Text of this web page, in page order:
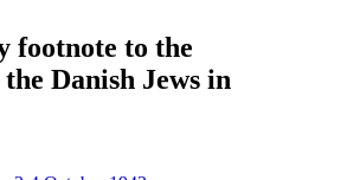
footnote to the
Danish Jews in